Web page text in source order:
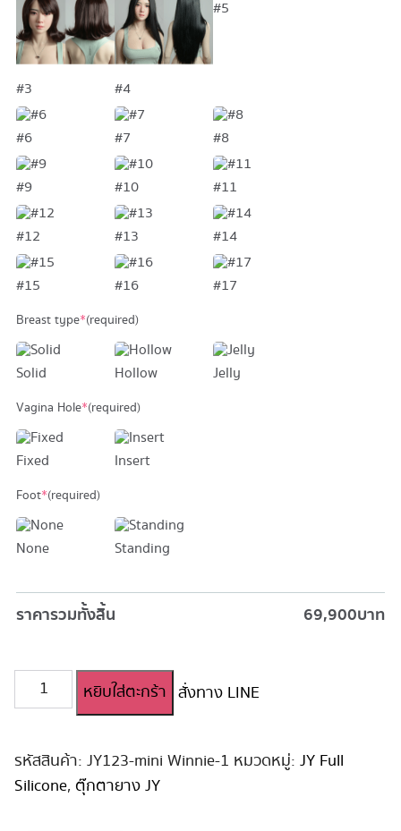
#3 #4
#5
#6 #7 #8
#9 #10 #11
#12 #13 #14
#15 #16 #17
Breast type*(required)
Solid Hollow Jelly
Vagina Hole*(required)
Fixed Insert
Foot*(required)
None Standing
ราคารวมทั้งสิ้น 69,900บาท
จำนวน
ตุ๊กตา
ลิ
โคน
หยิบใส่ตะกร้า สั่งทาง LINE
รหัสสินค้า: JY123-mini Winnie-1 หมวดหมู่: JY Full
Silicone, ตุ๊กตายาง JY